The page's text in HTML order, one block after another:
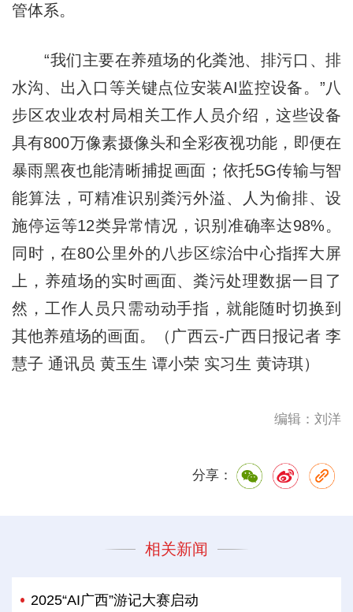
管体系。
“我们主要在养殖场的化粪池、排污口、排
水沟、出入口等关键点位安装AI监控设备。”八
步区农业农村局相关工作人员介绍，这些设备
具有800万像素摄像头和全彩夜视功能，即便在
暴雨黑夜也能清晰捕捉画面；依托5G传输与智
能算法，可精准识别粪污外溢、人为偷排、设
施停运等12类异常情况，识别准确率达98%。
同时，在80公里外的八步区综治中心指挥大屏
上，养殖场的实时画面、粪污处理数据一目了
然，工作人员只需动动手指，就能随时切换到
其他养殖场的画面。（广西云-广西日报记者 李
慧子 通讯员 黄玉生 谭小荣 实习生 黄诗琪）
编辑：刘洋
分享：
相关新闻
2025“AI广西”游记大赛启动